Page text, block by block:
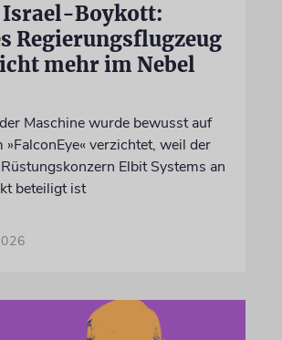
Israel-Boykott:
Regierungsflugzeug
mehr im Nebel
Maschine wurde bewusst auf
»FalconEye« verzichtet, weil der
Elbit Systems an
beteiligt ist